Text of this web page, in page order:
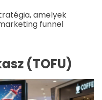
amelyek
funnel
(TOFU)